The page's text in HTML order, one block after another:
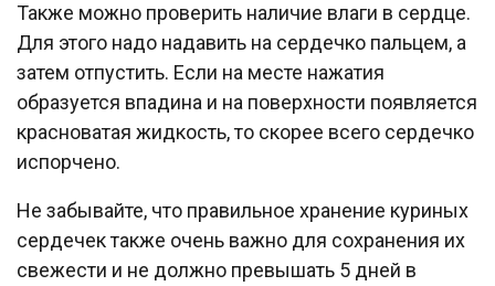
Также можно проверить наличие влаги в сердце.
Для этого надо надавить на сердечко пальцем, а
затем отпустить. Если на месте нажатия
образуется впадина и на поверхности появляется
красноватая жидкость, то скорее всего сердечко
испорчено.
Не забывайте, что правильное хранение куриных
сердечек также очень важно для сохранения их
свежести и не должно превышать 5 дней в